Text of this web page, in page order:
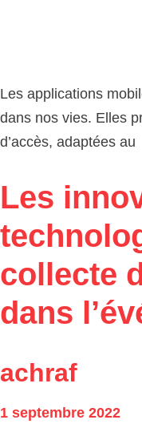
Les applications
dans nos vies. Elles
d’accès, adaptées au
Les
collecte
dans
achraf
1 septembre 2022